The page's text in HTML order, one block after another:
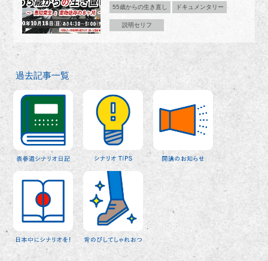
55歳からの生き直し ドキュメンタリー
説明セリフ
過去記事一覧